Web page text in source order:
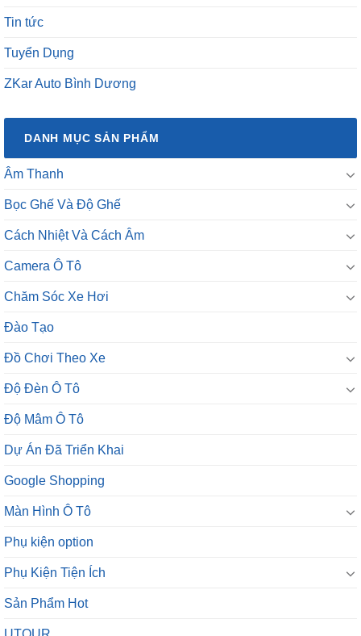
Tin tức
Tuyển Dụng
ZKar Auto Bình Dương
DANH MỤC SẢN PHẨM
Âm Thanh
Bọc Ghế Và Độ Ghế
Cách Nhiệt Và Cách Âm
Camera Ô Tô
Chăm Sóc Xe Hơi
Đào Tạo
Đồ Chơi Theo Xe
Độ Đèn Ô Tô
Độ Mâm Ô Tô
Dự Án Đã Triển Khai
Google Shopping
Màn Hình Ô Tô
Phụ kiện option
Phụ Kiện Tiện Ích
Sản Phẩm Hot